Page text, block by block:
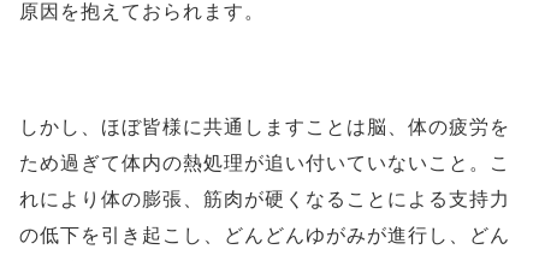
原因を抱えておられます。
しかし、ほぼ皆様に共通しますことは脳、体の疲労を
ため過ぎて体内の熱処理が追い付いていないこと。こ
れにより体の膨張、筋肉が硬くなることによる支持力
の低下を引き起こし、どんどんゆがみが進行し、どん